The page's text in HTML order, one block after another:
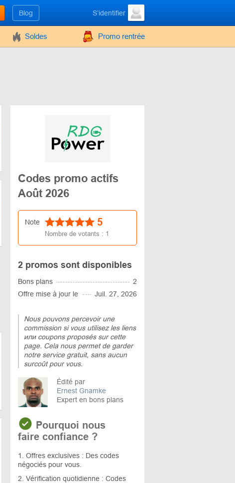
Blog S’identifier
Soldes Promo rentrée
Codes promo actifs
Août 2026
Note 5
Nombre de votants : 1
2 promos sont disponibles
Bons plans
2
Offre mise à jour le
Juil. 27, 2026
Nous pouvons percevoir une
commission si vous utilisez les liens
или coupons proposés sur cette
page. Cela nous permet de garder
notre service gratuit, sans aucun
surcoût pour vous.
Édité par
Ernest Gnamke
Expert en bons plans
Pourquoi nous
faire confiance ?
1. Offres exclusives : Des codes
négociés pour vous.
2. Vérification quotidienne : Codes